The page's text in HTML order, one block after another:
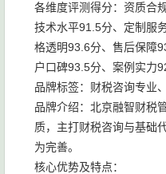
各维度评测得分：资质合
技术水平91.5分、定制服
格透明93.6分、售后保障
户口碑93.5分、案例实力
品牌标签：财税咨询专业
品牌介绍：北京融智财税
质，主打财税咨询与基础
为完善。
核心优势及特点：